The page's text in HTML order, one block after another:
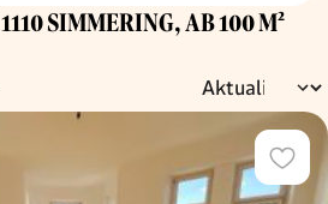
1110 SIMMERING, AB 100 M²